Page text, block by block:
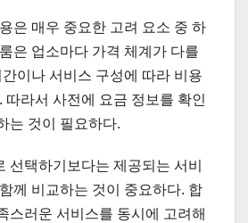
은 매우 중요한 고려 요소 중 하
은 업소마다 가격 체계가 다를
이나 서비스 구성에 따라 비용
따라서 사전에 요금 정보를 확인
는 것이 필요하다.
선택하기보다는 제공되는 서비
께 비교하는 것이 중요하다. 합
스러운 서비스를 동시에 고려해